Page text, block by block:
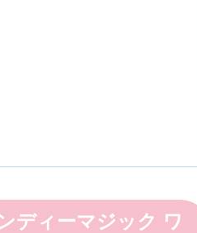
ディーマジック ワ